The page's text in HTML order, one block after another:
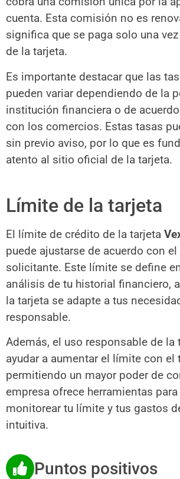
cuenta. Esta comisión no es
significa que se paga solo una
de la tarjeta.
Es importante destacar que las
pueden variar dependiendo de la
institución financiera o de
con los comercios. Estas tasas
sin previo aviso, por lo que es
atento al sitio oficial de la tarjeta.
Límite de la tarjeta
El límite de crédito de la tarjeta
puede ajustarse de acuerdo con
solicitante. Este límite se define
análisis de tu historial financiero,
la tarjeta se adapte a tus
responsable.
Además, el uso responsable de la
ayudar a aumentar el límite con el
permitiendo un mayor poder de
empresa ofrece herramientas
monitorear tu límite y tus gastos
intuitiva.
Puntos positivos